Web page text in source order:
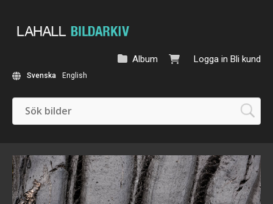
Logga in Bli kund
Album
Svenska English